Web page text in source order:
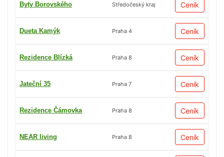
Byty Borovského Středočeský kraj Ceník
Dueta Kamýk Praha 4 Ceník
Rezidence Blízká Praha 8 Ceník
Jateční 35 Praha 7 Ceník
Rezidence Čámovka Praha 8 Ceník
NEAR living Praha 8 Ceník